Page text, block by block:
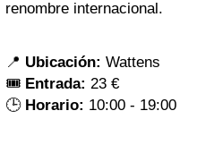
renombre internacional.
📍 Ubicación: Wattens
🎟️ Entrada: 23 €
🕒 Horario: 10:00 - 19:00